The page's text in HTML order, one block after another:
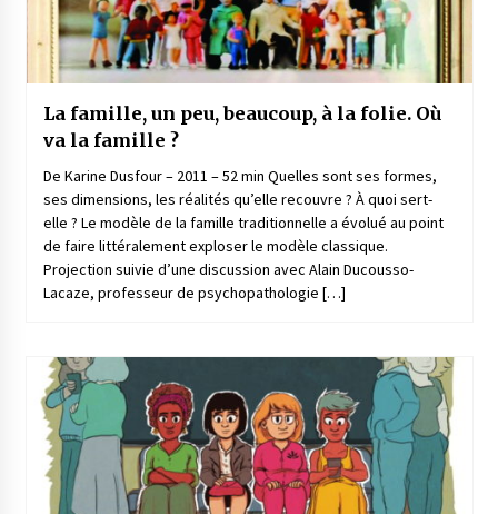
La famille, un peu, beaucoup, à la folie. Où
va la famille ?
De Karine Dusfour – 2011 – 52 min Quelles sont ses formes,
ses dimensions, les réalités qu’elle recouvre ? À quoi sert-
elle ? Le modèle de la famille traditionnelle a évolué au point
de faire littéralement exploser le modèle classique.
Projection suivie d’une discussion avec Alain Ducousso-
Lacaze, professeur de psychopathologie […]